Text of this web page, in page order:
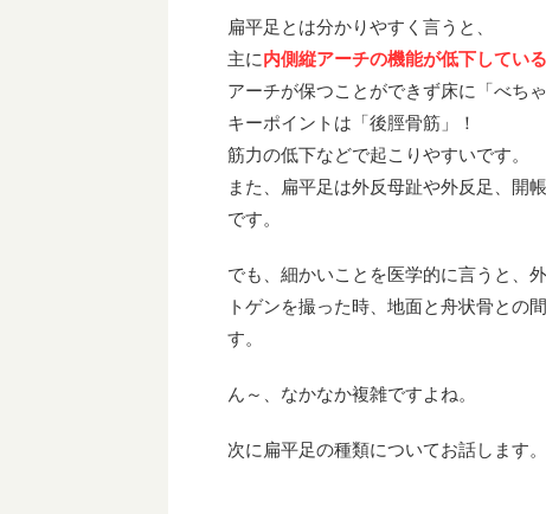
扁平足とは分かりやすく言うと、
主に内側縦アーチの機能が低下してい
アーチが保つことができず床に「べち
キーポイントは「後脛骨筋」！
筋力の低下などで起こりやすいです。
また、扁平足は外反母趾や外反足、開
です。
でも、細かいことを医学的に言うと、
トゲンを撮った時、地面と舟状骨との
す。
ん～、なかなか複雑ですよね。
次に扁平足の種類についてお話します。